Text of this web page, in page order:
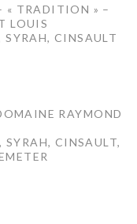
« TRADITION » –
LOUIS
SYRAH, CINSAULT
RAYMOND
SYRAH, CINSAULT,